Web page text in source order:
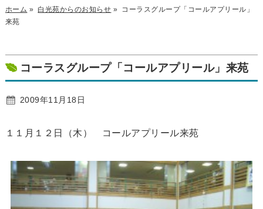
ホーム » 白光苑からのお知らせ » コーラスグループ「コールアプリール」
来苑
コーラスグループ「コールアプリール」来苑
2009年11月18日
１１月１２日（木） コールアプリール来苑